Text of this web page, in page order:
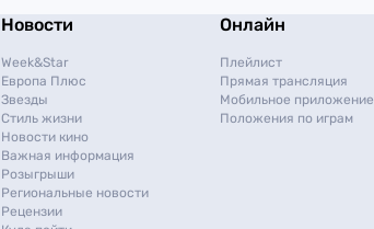
Новости
Week&Star
Европа Плюс
Звезды
Стиль жизни
Новости кино
Важная информация
Розыгрыши
Региональные новости
Рецензии
Онлайн
Плейлист
Прямая трансляция
Мобильное приложение
Положения по играм